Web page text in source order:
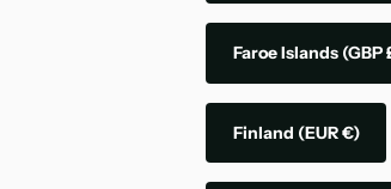
Faroe Islands (GBP
Finland (EUR €)